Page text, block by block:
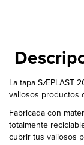
La tapa SÆPLAST
valiosos productos
Fabricada con
totalmente
cubrir tus valiosos